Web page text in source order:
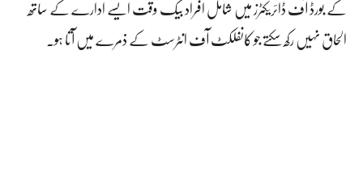
کے بورڈ آف ڈائریکٹرز میں شامل افراد بیک وقت ایسے ادارے کے ساتھ
الحاق نہیں رکھ سکتے جو کانفلکٹ آف انٹرسٹ کے ذمرے میں آتا ہو۔